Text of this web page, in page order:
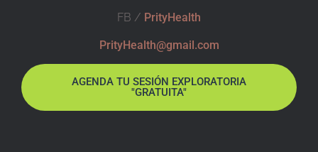
FB / PrityHealth
PrityHealth@gmail.com
AGENDA TU SESIÓN EXPLORATORIA
"GRATUITA"